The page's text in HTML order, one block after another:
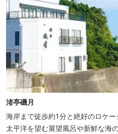
渚亭磯月
海岸まで徒歩約1分と絶好のロケー
太平洋を望む展望風呂や新鮮な海